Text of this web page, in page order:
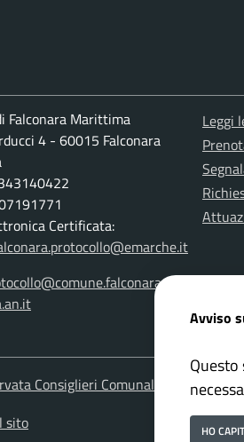
Falconara Marittima
4 - 60015 Falconara
Certificata:
Leggi
Consiglieri Comunali Area
sito
Avviso
HO